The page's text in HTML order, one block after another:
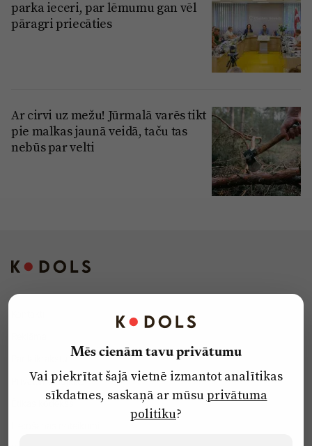
parka ieceri, par lēmumu gan vēl
pāragri priecāties
Ar cirvi uz mežu! Jūrmalā varēs tikt
pie malkas jaunā veidā, taču tas
nebūs par velti
Privātuma politika
Ētikas kodekss
Mēs cienām tavu privātumu
Vai piekrītat šajā vietnē izmantot analītikas
sīkdatnes, saskaņā ar mūsuprivātuma
politiku?